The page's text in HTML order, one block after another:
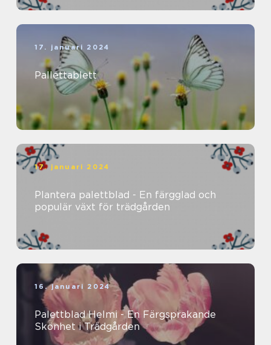
17. januari 2024
Pallettablett
17. januari 2024
Plantera palettblad - En färgglad och
populär växt för trädgården
16. januari 2024
Palettblad Helmi - En Färgsprakande
Skönhet i Trädgården